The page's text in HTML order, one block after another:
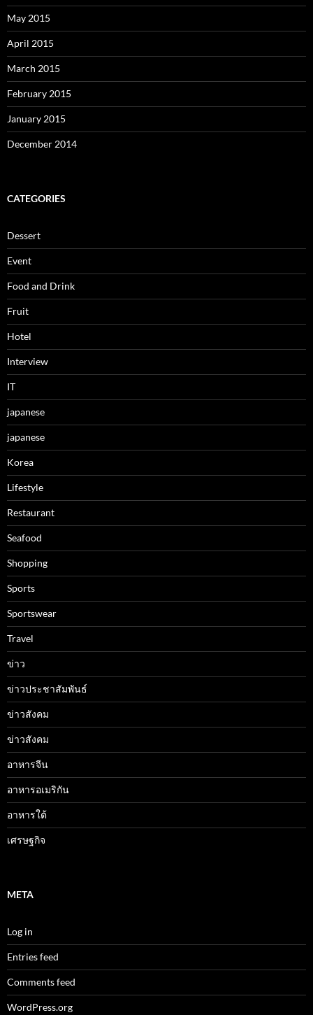
May 2015
April 2015
March 2015
February 2015
January 2015
December 2014
CATEGORIES
Dessert
Event
Food and Drink
Fruit
Hotel
Interview
IT
japanese
japanese
Korea
Lifestyle
Restaurant
Seafood
Shopping
Sports
Sportswear
Travel
ข่าว
ข่าวประชาสัมพันธ์
ข่าวสังคม
ข่าวสังคม
อาหารจีน
อาหารอเมริกัน
อาหารใต้
เศรษฐกิจ
META
Log in
Entries feed
Comments feed
WordPress.org